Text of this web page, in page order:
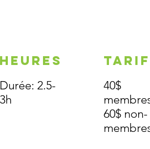
HEURES
Durée: 2.5-
3h
TARIF
40$
60$ non-